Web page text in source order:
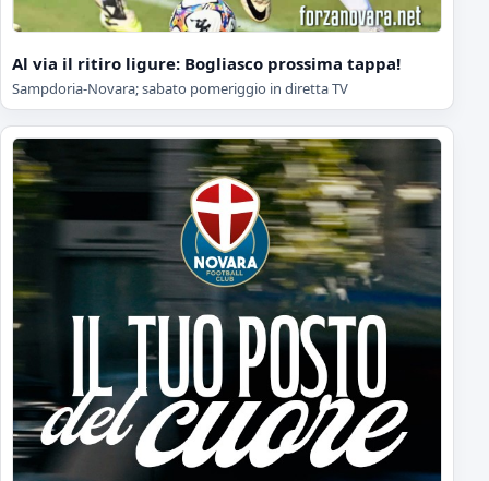
Al via il ritiro ligure: Bogliasco prossima tappa!
Sampdoria-Novara; sabato pomeriggio in diretta TV